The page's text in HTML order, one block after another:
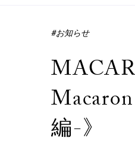
#お知らせ
編-》
Pâtisseries